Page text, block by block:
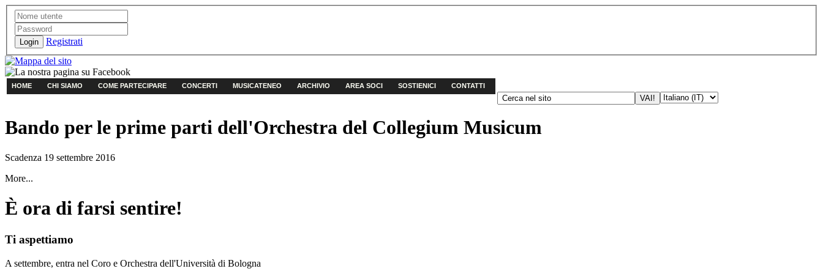
Login Registrati
HOME CHI SIAMO COME PARTECIPARE CONCERTI MUSICATENEO ARCHIVIO AREA SOCI SOSTIENICI CONTATTI
Bando per le prime parti dell'Orchestra del Collegium Musicum
Scadenza 19 settembre 2016
More...
È ora di farsi sentire!
Ti aspettiamo
A settembre, entra nel Coro e Orchestra dell'Università di Bologna